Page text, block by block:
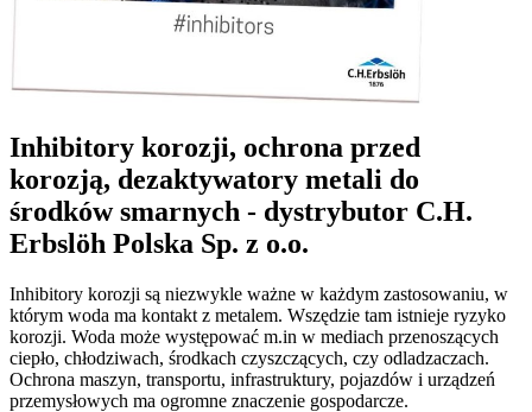
Inhibitory korozji, ochrona przed
korozją, dezaktywatory metali do
środków smarnych - dystrybutor C.H.
Erbslöh Polska Sp. z o.o.
Inhibitory korozji są niezwykle ważne w każdym zastosowaniu, w
którym woda ma kontakt z metalem. Wszędzie tam istnieje ryzyko
korozji. Woda może występować m.in w mediach przenoszących
ciepło, chłodziwach, środkach czyszczących, czy odladzaczach.
Ochrona maszyn, transportu, infrastruktury, pojazdów i urządzeń
przemysłowych ma ogromne znaczenie gospodarcze.